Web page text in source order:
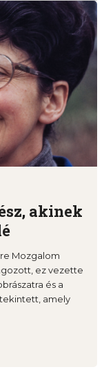
akinek
Mozgalom
ez vezette
és a
amely